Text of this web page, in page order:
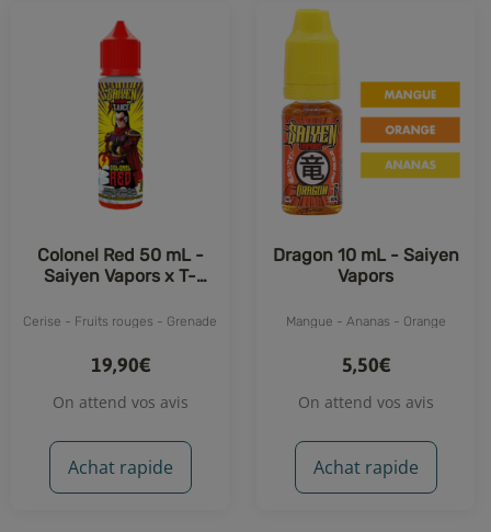
Colonel Red 50 mL -
Saiyen Vapors x T-
Cerise - Fruits rouges - Grenade
19,90€
On attend vos avis
Achat rapide
Dragon 10 mL - Saiyen
Vapors
Mangue - Ananas - Orange
5,50€
On attend vos avis
Achat rapide